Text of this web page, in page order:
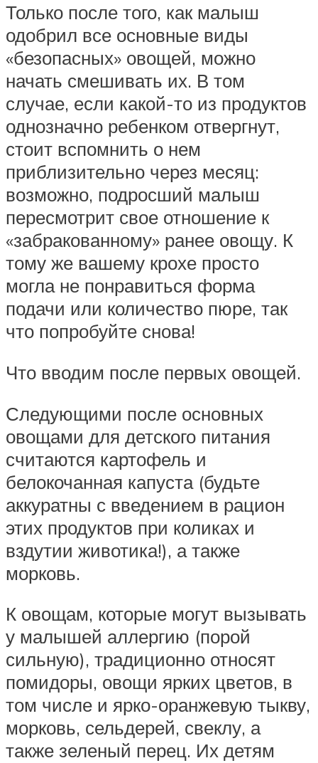
Только после того, как малыш
одобрил все основные виды
«безопасных» овощей, можно
начать смешивать их. В том
случае, если какой-то из продуктов
однозначно ребенком отвергнут,
стоит вспомнить о нем
приблизительно через месяц:
возможно, подросший малыш
пересмотрит свое отношение к
«забракованному» ранее овощу. К
тому же вашему крохе просто
могла не понравиться форма
подачи или количество пюре, так
что попробуйте снова!
Что вводим после первых овощей.
Следующими после основных
овощами для детского питания
считаются картофель и
белокочанная капуста (будьте
аккуратны с введением в рацион
этих продуктов при коликах и
вздутии животика!), а также
морковь.
К овощам, которые могут вызывать
у малышей аллергию (порой
сильную), традиционно относят
помидоры, овощи ярких цветов, в
том числе и ярко-оранжевую тыкву,
морковь, сельдерей, свеклу, а
также зеленый перец. Их детям